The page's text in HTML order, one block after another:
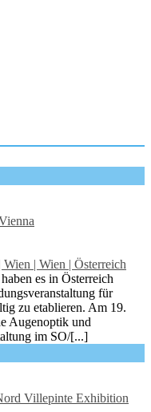
es in Österreich
für
zu etablieren. Am 19.
Augenoptik und
im SO/[...]
Villepinte Exhibition